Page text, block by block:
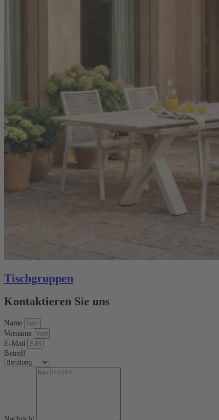
Tischgruppen
Kontaktieren Sie uns
Name
Vorname
E-Mail
Betreff